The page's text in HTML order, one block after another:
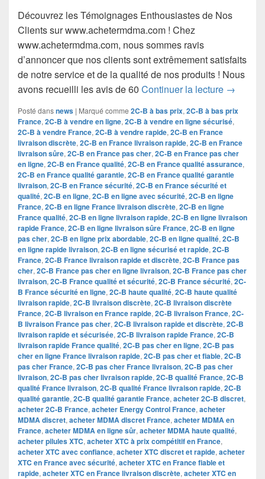
Découvrez les Témoignages Enthousiastes de Nos
Clients sur www.achetermdma.com ! Chez
www.achetermdma.com, nous sommes ravis
d’annoncer que nos clients sont extrêmement satisfaits
de notre service et de la qualité de nos produits ! Nous
avons recueilli les avis de 60 Continuer la lecture →
Posté dansnews | Marqué comme 2C-B à bas prix, 2C-B à bas prix
France, 2C-B à vendre en ligne, 2C-B à vendre en ligne sécurisé,
2C-B à vendre France, 2C-B à vendre rapide, 2C-B en France
livraison discrète, 2C-B en France livraison rapide, 2C-B en France
livraison sûre, 2C-B en France pas cher, 2C-B en France pas cher
en ligne, 2C-B en France qualité, 2C-B en France qualité assurance,
2C-B en France qualité garantie, 2C-B en France qualité garantie
livraison, 2C-B en France sécurité, 2C-B en France sécurité et
qualité, 2C-B en ligne, 2C-B en ligne avec sécurité, 2C-B en ligne
France, 2C-B en ligne France livraison discrète, 2C-B en ligne
France qualité, 2C-B en ligne livraison rapide, 2C-B en ligne livraison
rapide France, 2C-B en ligne livraison sûre France, 2C-B en ligne
pas cher, 2C-B en ligne prix abordable, 2C-B en ligne qualité, 2C-B
en ligne rapide livraison, 2C-B en ligne sécurisé et rapide, 2C-B
France, 2C-B France livraison rapide et discrète, 2C-B France pas
cher, 2C-B France pas cher en ligne livraison, 2C-B France pas cher
livraison, 2C-B France qualité et sécurité, 2C-B France sécurité, 2C-
B France sécurité en ligne, 2C-B haute qualité, 2C-B haute qualité
livraison rapide, 2C-B livraison discrète, 2C-B livraison discrète
France, 2C-B livraison en France rapide, 2C-B livraison France, 2C-
B livraison France pas cher, 2C-B livraison rapide et discrète, 2C-B
livraison rapide et sécurisée, 2C-B livraison rapide France, 2C-B
livraison rapide France qualité, 2C-B pas cher en ligne, 2C-B pas
cher en ligne France livraison rapide, 2C-B pas cher et fiable, 2C-B
pas cher France, 2C-B pas cher France livraison, 2C-B pas cher
livraison, 2C-B pas cher livraison rapide, 2C-B qualité France, 2C-B
qualité France livraison, 2C-B qualité France livraison rapide, 2C-B
qualité garantie, 2C-B qualité garantie France, acheter 2C-B discret,
acheter 2C-B France, acheter Energy Control France, acheter
MDMA discret, acheter MDMA discret France, acheter MDMA en
France, acheter MDMA en ligne sûr, acheter MDMA haute qualité,
acheter pilules XTC, acheter XTC à prix compétitif en France,
acheter XTC avec confiance, acheter XTC discret et rapide, acheter
XTC en France avec sécurité, acheter XTC en France fiable et
rapide, acheter XTC en France livraison discrète, acheter XTC en